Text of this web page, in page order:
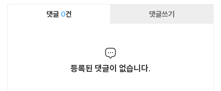
댓글 0건 댓글쓰기
등록된 댓글이 없습니다.